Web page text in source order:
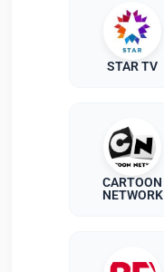
STAR TV
CARTOON
NETWORK